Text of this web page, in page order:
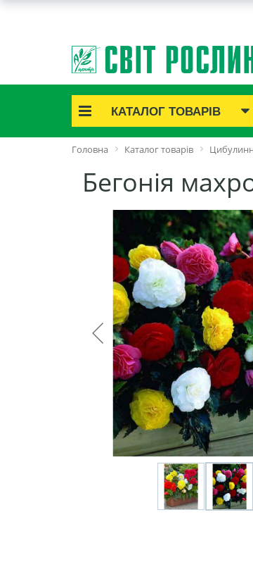
КАТАЛОГ ТОВАРІВ
Акційні товари
Cаджанці троянд
Цибуля та часник
Насіннєва картопля
Насіння і розсада
Саджанці декоративні
Засоби захисту рослин
Добрива
Для кімнатних рослин
Для ландшафтного дизайну
Для поливу
Інструменти та інвентар
Виноробство
Бджільництво
Садові фігури
Теплиці і покривний матеріал
Головна Каталог товарів
Бегонія